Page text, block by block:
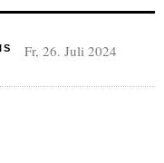
Fr, 26. Juli 2024